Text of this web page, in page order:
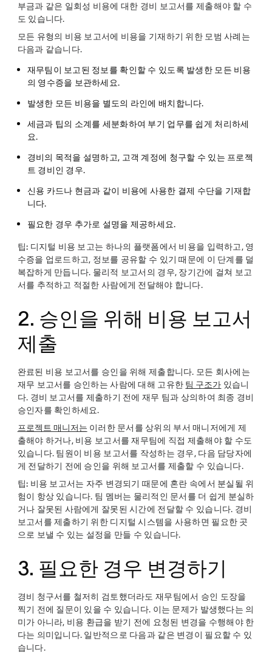
부금과 같은 일회성 비용에 대한 경비 보고서를 제출해야 할 수
도 있습니다.
모든 유형의 비용 보고서에 비용을 기재하기 위한 모범 사례는
다음과 같습니다.
재무팀이 보고된 정보를 확인할 수 있도록 발생한 모든 비용
의 영수증을 보관하세요.
발생한 모든 비용을 별도의 라인에 배치합니다.
세금과 팁의 소계를 세분화하여 부기 업무를 쉽게 처리하세
요.
경비의 목적을 설명하고, 고객 계정에 청구할 수 있는 프로젝
트 경비인 경우.
신용 카드나 현금과 같이 비용에 사용한 결제 수단을 기재합
니다.
필요한 경우 추가로 설명을 제공하세요.
팁: 디지털 비용 보고는 하나의 플랫폼에서 비용을 입력하고, 영
수증을 업로드하고, 정보를 공유할 수 있기 때문에 이 단계를 덜
복잡하게 만듭니다. 물리적 보고서의 경우, 장기간에 걸쳐 보고
서를 추적하고 적절한 사람에게 전달해야 합니다.
2. 승인을 위해 비용 보고서
제출
완료된 비용 보고서를 승인을 위해 제출합니다. 모든 회사에는
재무 보고서를 승인하는 사람에 대해 고유한 팀 구조가 있습니
다. 경비 보고서를 제출하기 전에 재무 팀과 상의하여 최종 경비
승인자를 확인하세요.
프로젝트 매니저는 이러한 문서를 상위의 부서 매니저에게 제
출해야 하거나, 비용 보고서를 재무팀에 직접 제출해야 할 수도
있습니다. 팀원이 비용 보고서를 작성하는 경우, 다음 담당자에
게 전달하기 전에 승인을 위해 보고서를 제출할 수 있습니다.
팁: 비용 보고서는 자주 변경되기 때문에 혼란 속에서 분실될 위
험이 항상 있습니다. 팀 멤버는 물리적인 문서를 더 쉽게 분실하
거나 잘못된 사람에게 잘못된 시간에 전달할 수 있습니다. 경비
보고서를 제출하기 위한 디지털 시스템을 사용하면 필요한 곳
으로 보낼 수 있는 설정을 만들 수 있습니다.
3. 필요한 경우 변경하기
경비 청구서를 철저히 검토했더라도 재무팀에서 승인 도장을
찍기 전에 질문이 있을 수 있습니다. 이는 문제가 발생했다는 의
미가 아니라, 비용 환급을 받기 전에 요청된 변경을 수행해야 한
다는 의미입니다. 일반적으로 다음과 같은 변경이 필요할 수 있
습니다.